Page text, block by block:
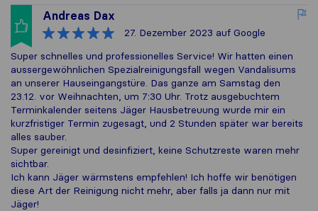
Andreas Dax
27. Dezember 2023 auf Google
Super schnelles und professionelles Service! Wir hatten einen
aussergewöhnlichen Spezialreinigungsfall wegen Vandalisums
an unserer Hauseingangstüre. Das ganze am Samstag den
23.12. vor Weihnachten, um 7:30 Uhr. Trotz ausgebuchtem
Terminkalender seitens Jäger Hausbetreuung wurde mir ein
kurzfristiger Termin zugesagt, und 2 Stunden später war bereits
alles sauber.
Super gereinigt und desinfiziert, keine Schutzreste waren mehr
sichtbar.
Ich kann Jäger wärmstens empfehlen! Ich hoffe wir benötigen
diese Art der Reinigung nicht mehr, aber falls ja dann nur mit
Jäger!